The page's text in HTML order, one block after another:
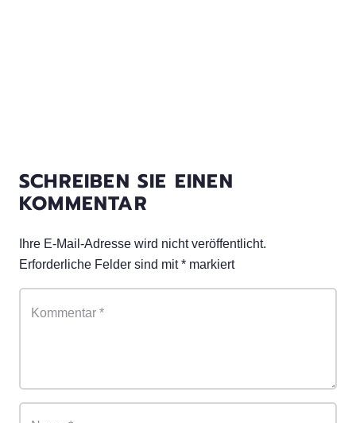
SCHREIBEN SIE EINEN
KOMMENTAR
Ihre E-Mail-Adresse wird nicht veröffentlicht.
Erforderliche Felder sind mit* markiert